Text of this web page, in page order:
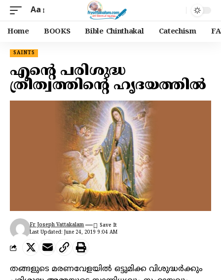
Aa
Home BOOKS Bible Chinthakal Catechism
SAINTS
എന്റെ പരിശുദ്ധ
ത്രീത്വത്തിന്റെ ഹൃദയത്തിൽ
Last Updated: June 24, 2019 9:04 AM
Fr Joseph Vattakalam
തങ്ങളുടെ മരണവേളയിൽ ഒട്ടുമിക്ക വിശുദ്ധർക്കും